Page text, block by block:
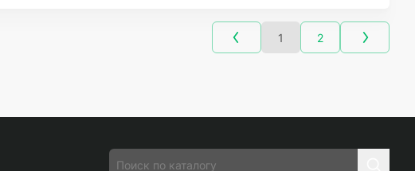
1 2